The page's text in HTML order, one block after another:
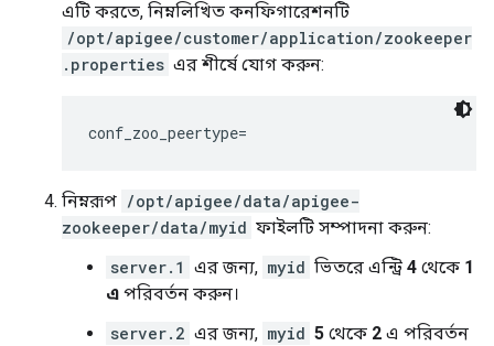
এটি করতে, নিম্নলিখিত কনফিগারেশনটি
/opt/apigee/customer/application/zookeeper
.properties এর শীর্ষে যোগ করুন:
conf_zoo_peertype=
নিম্নরূপ /opt/apigee/data/apigee-
zookeeper/data/myid ফাইলটি সম্পাদনা করুন:
server.1 এর জন্য, myid ভিতরে এন্ট্রি 4 থেকে 1
এ পরিবর্তন করুন।
server.2 এর জন্য, myid 5 থেকে 2 এ পরিবর্তন